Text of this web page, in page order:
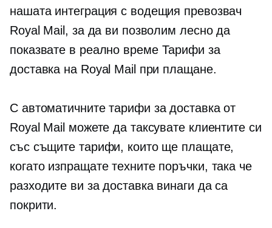
нашата интеграция с водещия превозвач
Royal Mail, за да ви позволим лесно да
показвате в реално времеТарифи за
доставка на Royal Mail при плащане.
С автоматичните тарифи за доставка от
Royal Mail можете да таксувате клиентите си
със същите тарифи, които ще плащате,
когато изпращате техните поръчки, така че
разходите ви за доставка винаги да са
покрити.